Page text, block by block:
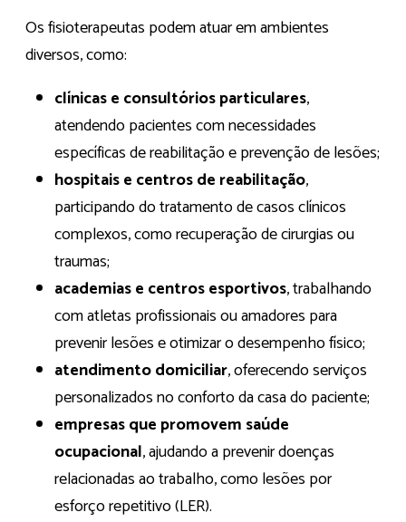
Os fisioterapeutas podem atuar em ambientes
diversos, como:
clínicas e consultórios particulares,
atendendo pacientes com necessidades
específicas de reabilitação e prevenção de lesões;
hospitais e centros de reabilitação,
participando do tratamento de casos clínicos
complexos, como recuperação de cirurgias ou
traumas;
academias e centros esportivos, trabalhando
com atletas profissionais ou amadores para
prevenir lesões e otimizar o desempenho físico;
atendimento domiciliar, oferecendo serviços
personalizados no conforto da casa do paciente;
empresas que promovem saúde
ocupacional, ajudando a prevenir doenças
relacionadas ao trabalho, como lesões por
esforço repetitivo (LER).